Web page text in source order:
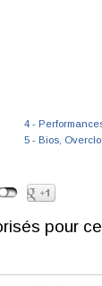
4 -
5 - Bios,
pour